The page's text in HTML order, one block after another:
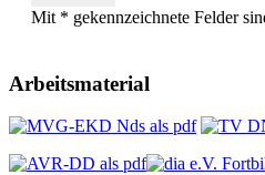
Mit * gekennzeichnete Felder
Arbeitsmaterial